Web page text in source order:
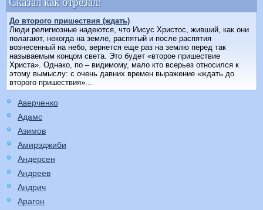
До второго пришествия (ждать)
Люди религиозные надеются, что Иисус Христос, живший, как они
полагают, некогда на земле, распятый и после распятия
вознесенный на небо, вернется еще раз на землю перед так
называемым концом света. Это будет «второе пришествие
Христа». Однако, по – видимому, мало кто всерьез относился к
этому вымыслу: с очень давних времен выражение «ждать до
второго пришествия»...
Аверченко
Адамс
Азимов
Амирэджиби
Андерсен
Андреев
Андрич
Арагон